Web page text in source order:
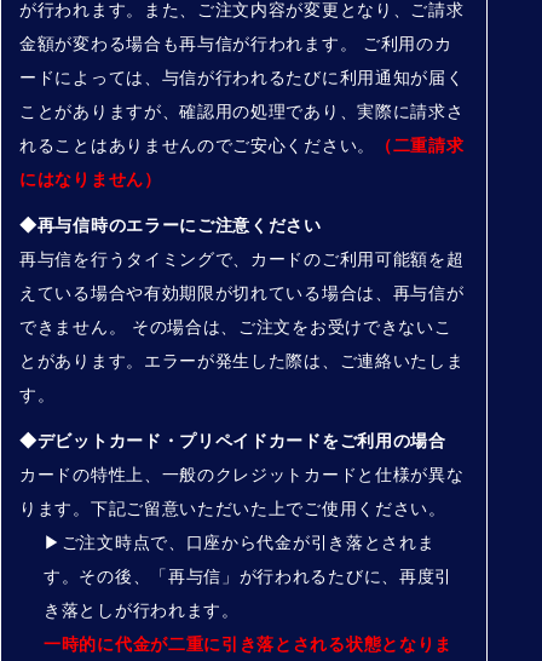
が行われます。また、ご注文内容が変更となり、ご請求
金額が変わる場合も再与信が行われます。 ご利用のカ
ードによっては、与信が行われるたびに利用通知が届く
ことがありますが、確認用の処理であり、実際に請求さ
れることはありませんのでご安心ください。
（二重請求
にはなりません）
◆再与信時のエラーにご注意ください
再与信を行うタイミングで、カードのご利用可能額を超
えている場合や有効期限が切れている場合は、再与信が
できません。 その場合は、ご注文をお受けできないこ
とがあります。エラーが発生した際は、ご連絡いたしま
す。
◆デビットカード・プリペイドカードをご利用の場合
カードの特性上、一般のクレジットカードと仕様が異な
ります。下記ご留意いただいた上でご使用ください。
▶ ご注文時点で、口座から代金が引き落とされま
す。その後、「再与信」が行われるたびに、再度引
き落としが行われます。
一時的に代金が二重に引き落とされる状態となりま